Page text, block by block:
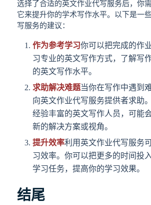
选择了合适的英文作业代写服务后，你
它来提升你的学术写作水平。以下是一
写服务的建议：
作为参考学习你可以把完成的作
习专业的英文写作方式，了解写
的英文写作水平。
求助解决难题当你在写作中遇到
向英文作业代写服务提供者求助
经验丰富的英文写作人员，可能
新的解决方案或视角。
提升效率利用英文作业代写服务
习效率。你可以把更多的时间投
学习任务，提高你的学习效果。
结尾